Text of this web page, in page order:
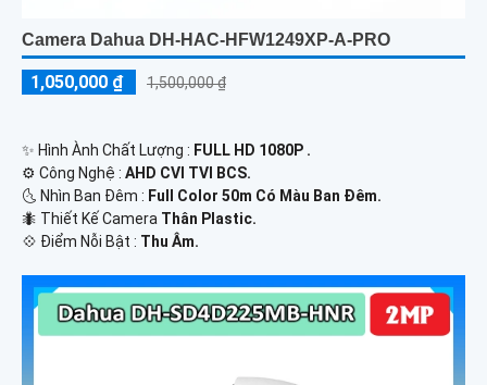
Camera Dahua DH-HAC-HFW1249XP-A-PRO
1,050,000 ₫ 1,500,000 ₫
✨ Hình Ành Chất Lượng : FULL HD 1080P .
⚙ Công Nghệ : AHD CVI TVI BCS.
🌜 Nhìn Ban Đêm : Full Color 50m Có Màu Ban Ðêm.
🐜 Thiết Kế Camera Thân Plastic.
️💠 Điểm Nỗi Bật : Thu Âm.